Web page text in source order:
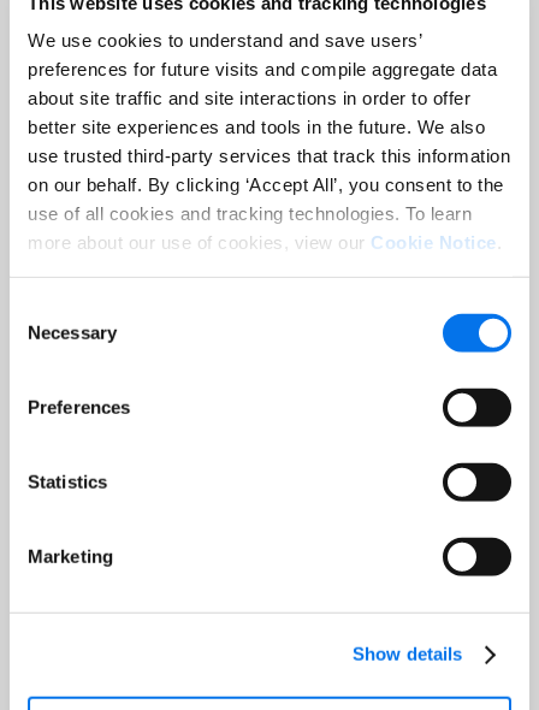
We use cookies to understand and save users’
preferences for future visits and compile aggregate data
about site traffic and site interactions in order to offer
better site experiences and tools in the future. We also
use trusted third-party services that track this information
on our behalf. By clicking ‘Accept All’, you consent to the
use of all cookies and tracking technologies. To learn
more about our use of cookies, view our Cookie Notice.
Selection
Necessary
Preferences
Statistics
Marketing
Show details
Blog
eCommerce im Einzelhandel wächst
weiter